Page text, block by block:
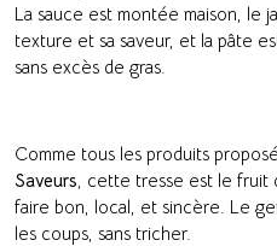
La sauce est montée maison, le
texture et sa saveur, et la pâte
sans excès de gras.
Comme tous les produits
Saveurs , cette tresse est le fruit
faire bon, local, et sincère. Le
les coups, sans tricher.